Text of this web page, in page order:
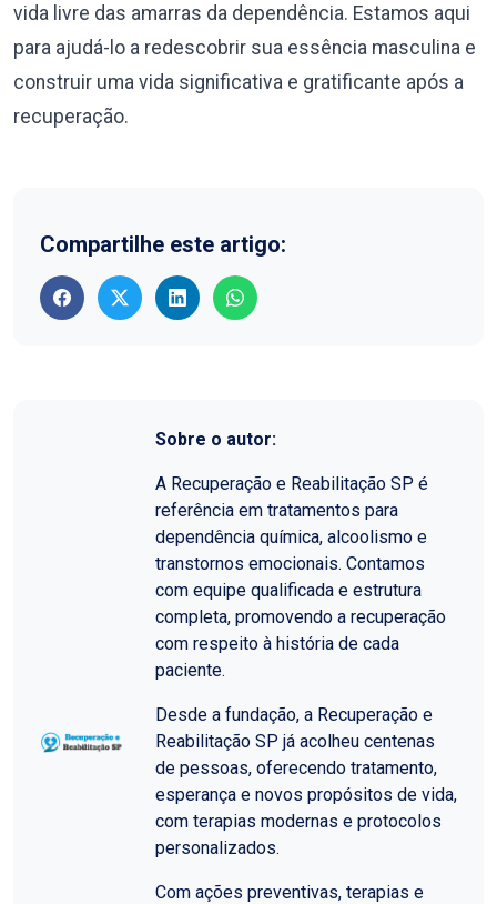
vida livre das amarras da dependência. Estamos aqui
para ajudá-lo a redescobrir sua essência masculina e
construir uma vida significativa e gratificante após a
recuperação.
Compartilhe este artigo:
Sobre o autor:
A Recuperação e Reabilitação SP é
referência em tratamentos para
dependência química, alcoolismo e
transtornos emocionais. Contamos
com equipe qualificada e estrutura
completa, promovendo a recuperação
com respeito à história de cada
paciente.
Desde a fundação, a Recuperação e
Reabilitação SP já acolheu centenas
de pessoas, oferecendo tratamento,
esperança e novos propósitos de vida,
com terapias modernas e protocolos
personalizados.
Com ações preventivas, terapias e